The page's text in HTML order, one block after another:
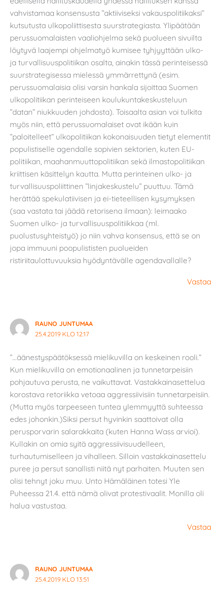
vahvistamaa konsensusta ”aktiiviseksi vakauspolitiikaksi”
kutsutusta ulkopoliittisesta suurstrategiasta. Ylipäätään
perussuomalaisten vaaliohjelma sekä puolueen sivuilta
löytyvä laajempi ohjelmatyö kumisee tyhjyyttään ulko-
ja turvallisuuspolitiikan osalta, ainakin tässä perinteisessä
suurstrategisessa mielessä ymmärrettynä (esim.
perussuomalaisia olisi varsin hankala sijoittaa Suomen
ulkopolitiikan perinteiseen koulukuntakeskusteluun
”datan” niukkuuden johdosta). Toisaalta asian voi tulkita
myös niin, että perussuomalaiset ovat ikään kuin
”paloitelleet” ulkopolitiikan kokonaisuuden tietyt elementit
populistiselle agendalle sopivien sektorien, kuten EU-
politiikan, maahanmuuttopolitiikan sekä ilmastopolitiikan
kriittisen käsittelyn kautta. Mutta perinteinen ulko- ja
turvallisuuspoliittinen ”linjakeskustelu” puuttuu. Tämä
herättää spekulatiivisen ja ei-tieteellisen kysymyksen
(saa vastata tai jäädä retorisena ilmaan): leimaako
Suomen ulko- ja turvallisuuspolitiikkaa (ml.
puolustusyhteistyö) jo niin vahva konsensus, että se on
jopa immuuni poopulististen puolueiden
ristiriitaulottuvuuksia hyödyntävälle agendavallalle?
Vastaa
RAUNO JUNTUMAA
25.4.2019 KLO 12:17
”…äänestyspäätöksessä mielikuvilla on keskeinen rooli.”
Kun mielikuvilla on emotionaalinen ja tunnetarpeisiin
pohjautuva perusta, ne vaikuttavat. Vastakkainasettelua
korostava retoriikka vetoaa aggressiivisiin tunnetarpeisiin.
(Mutta myös tarpeeseen tuntea ylemmyyttä suhteessa
edes johonkin.)Siksi persut hyvinkin saattoivat olla
perusporvarin salarakkaita (kuten Hanna Wass arvioi).
Kullakin on omia syitä aggressiivisuudelleen,
turhautumiselleen ja vihalleen. Silloin vastakkainasettelu
puree ja persut sanallisti niitä nyt parhaiten. Muuten sen
olisi tehnyt joku muu. Unto Hämäläinen totesi Yle
Puheessa 21.4. että nämä olivat protestivaalit. Monilla oli
halua vastustaa.
Vastaa
RAUNO JUNTUMAA
25.4.2019 KLO 13:51